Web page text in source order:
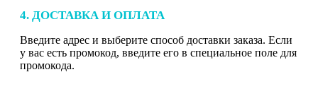
4. ДОСТАВКА И ОПЛАТА
Введите адрес и выберите способ доставки заказа. Если
у вас есть промокод, введите его в специальное поле для
промокода.